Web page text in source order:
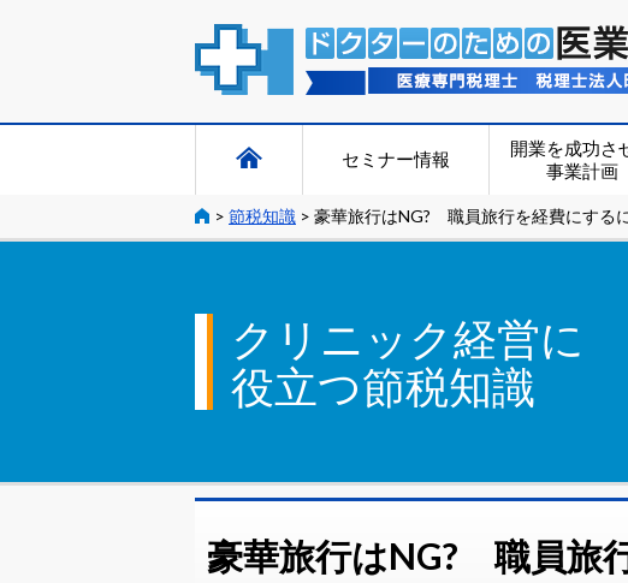
セミナー情報
開業を成功さ
事業計画
> 節税知識 > 豪華旅行はNG? 職員旅行を経費にする
クリニック経営に
役立つ節税知識
豪華旅行はNG? 職員旅